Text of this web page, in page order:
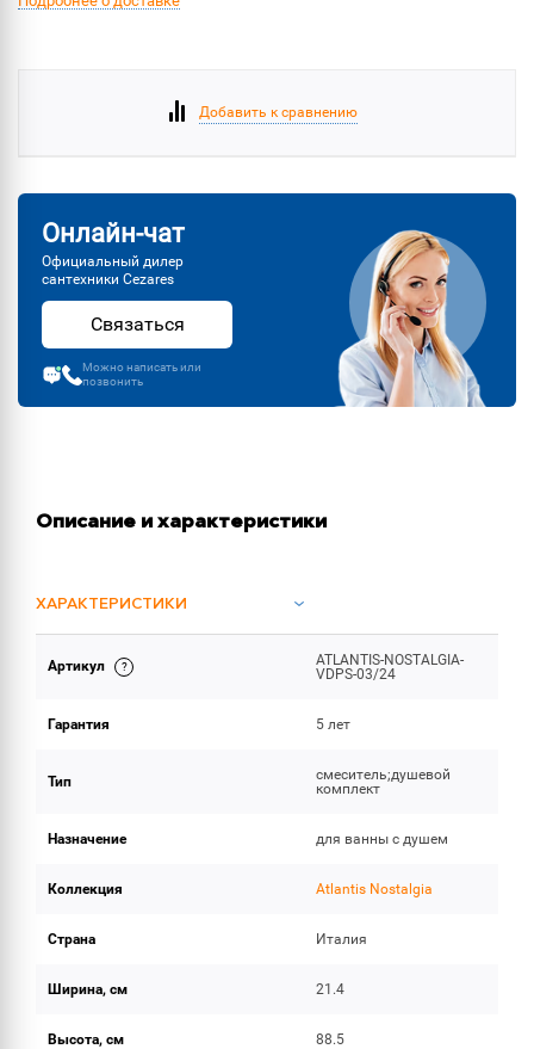
Добавить к сравнению
Онлайн-чат
Официальный дилер
сантехники Cezares
Связаться
Можно написать или
позвонить
Описание и характеристики
ХАРАКТЕРИСТИКИ
ОБЪЕМ ПОСТАВКИ
Артикул
ATLANTIS-NOSTALGIA-
VDPS-03/24
Гарантия 5 лет
Тип
смеситель;душевой
комплект
Назначение для ванны с душем
Коллекция Atlantis Nostalgia
Страна Италия
Ширина, см 21.4
Высота, см 88.5